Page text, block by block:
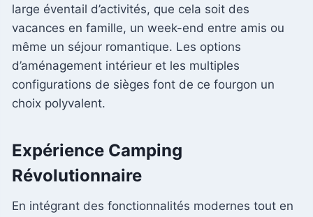
large éventail d’activités, que cela soit des
vacances en famille, un week-end entre amis ou
même un séjour romantique. Les options
d’aménagement intérieur et les multiples
configurations de sièges font de ce fourgon un
choix polyvalent.
Expérience Camping
Révolutionnaire
En intégrant des fonctionnalités modernes tout en